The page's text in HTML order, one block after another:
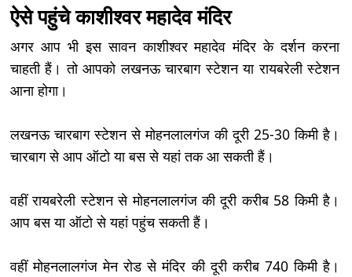
ऐसे पहुंचे काशीश्वर महादेव मंदिर
अगर आप भी इस सावन काशीश्वर महादेव मंदिर के दर्शन करना
चाहती हैं। तो आपको लखनऊ चारबाग स्टेशन या रायबरेली स्टेशन
आना होगा।
लखनऊ चारबाग स्टेशन से मोहनलालगंज की दूरी 25-30 किमी है।
चारबाग से आप ऑटो या बस से यहां तक आ सकती हैं।
वहीं रायबरेली स्टेशन से मोहनलालगंज की दूरी करीब 58 किमी है।
आप बस या ऑटो से यहां पहुंच सकती हैं।
वहीं मोहनलालगंज मेन रोड से मंदिर की दूरी करीब 740 किमी है।